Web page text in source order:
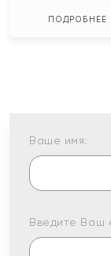
ПОДРОБНЕЕ
Ваше имя:
Введите Ваш